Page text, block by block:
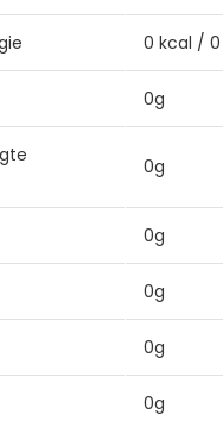
0 kcal / 0
0g
0g
0g
0g
0g
0g